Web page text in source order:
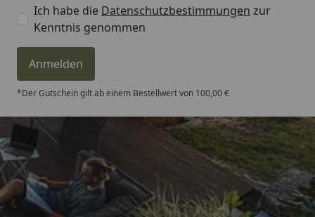
Ich habe die Datenschutzbestimmungen zur
Kenntnis genommen
Anmelden
*Der Gutschein gilt ab einem Bestellwert von 100,00 €
Trusted Shops
4,81/ 5